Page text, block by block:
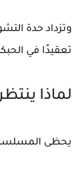
وتزداد حدة
تعقيدًا في
لماذا
يحظى